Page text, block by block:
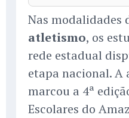
Nas modalidades
atletismo, os
rede estadual
etapa nacional.
marcou a 4ª
Escolares do